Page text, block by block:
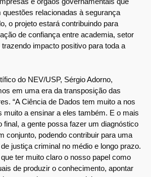
questões relacionadas à segurança
o projeto estará contribuindo para
de confiança entre academia, setor
impacto positivo para toda a
do NEV/USP, Sérgio Adorno,
em uma era da transposição das
“A Ciência de Dados tem muito a nos
muito a ensinar a eles também. E o mais
final, a gente possa fazer um diagnóstico
conjunto, podendo contribuir para uma
justiça criminal no médio e longo prazo.
ter muito claro o nosso papel como
de produzir o conhecimento, apontar